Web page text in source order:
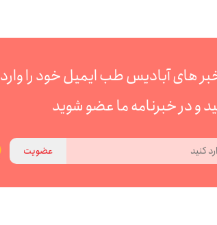
خبر های آبادیس طب ایمیل خود را وارد
و در خبرنامه ما عضو شوید
عضویت